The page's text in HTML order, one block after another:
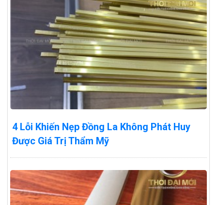
4 Lỗi Khiến Nẹp Đồng La Không Phát Huy
Được Giá Trị Thẩm Mỹ